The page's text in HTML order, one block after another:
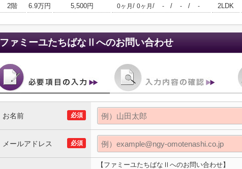
2階
6.9万円 5,500円 0ヶ月 / 0ヶ月 / - / - / - 2LDK
ファミーユたちばなⅡ へのお問い合わせ
必須
お名前
必須
メールアドレス
【ファミーユたちばなⅡへのお問い合わせ】